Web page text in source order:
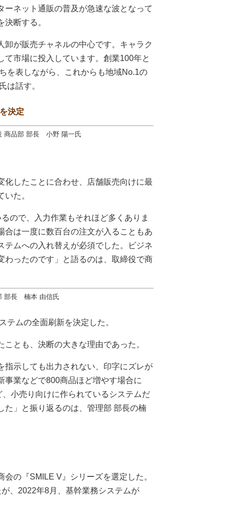
ネット通販の普及が急速な波となって
断する。
卸が販売チャネルの中心です。キャラク
市場に投入しています。創業100年と
を表しながら、これからも地域No.1の
は話す。
決定
商品部 部長 小野 陽一氏
化したことに合わせ、店舗販売向けに最
た。
ので、入力作業もそれほど多くありま
は一度に数百台の注文が入ることもあ
テムへの入れ替えが必須でした。ビジネ
わったのです」と語るのは、取締役で商
部長 楠本 由信氏
テムの全面刷新を決定した。
とも、決断の大きな理由であった。
指示しても出力されない、印字にズレが
業などで800商品ほど増やす場合に
小売り向けに作られているシステムだ
た」と振り返るのは、管理部 部長の楠
の『SMILE V』シリーズを選定した。
、2022年8月、基幹業務システムが